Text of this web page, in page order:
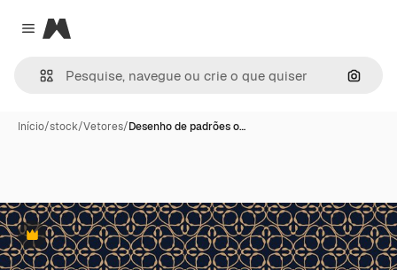
Close menu
Magnific
Início/stock/Vetores/Desenho de padrões o…
Premium